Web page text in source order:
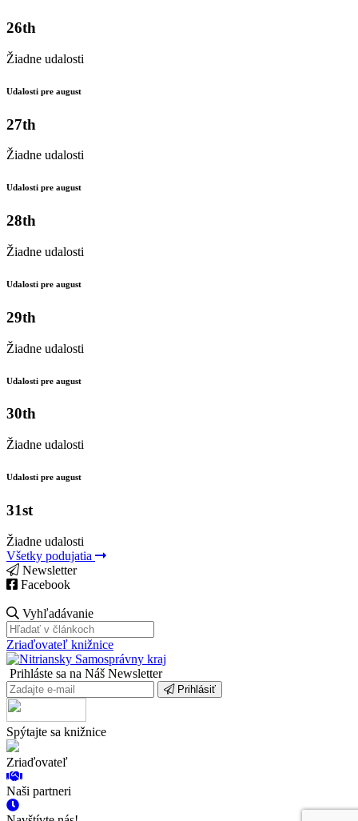
26th
Žiadne udalosti
Udalosti pre august
27th
Žiadne udalosti
Udalosti pre august
28th
Žiadne udalosti
Udalosti pre august
29th
Žiadne udalosti
Udalosti pre august
30th
Žiadne udalosti
Udalosti pre august
31st
Žiadne udalosti
Všetky podujatia
Newsletter
Facebook
Vyhľadávanie
Zriaďovateľ knižnice
Prihláste sa na Náš Newsletter
Prihlásiť
Spýtajte sa knižnice
Zriaďovateľ
Naši partneri